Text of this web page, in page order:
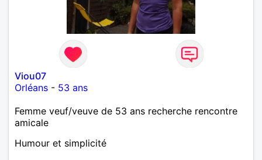
Viou07
Orléans - 53 ans
Femme veuf/veuve de 53 ans recherche rencontre
amicale
Humour et simplicité